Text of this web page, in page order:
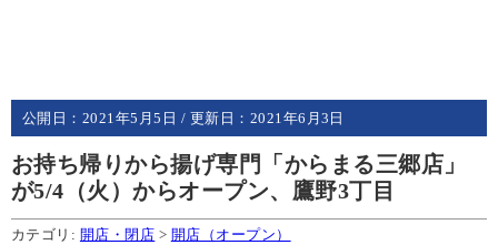
公開日： 2021年5月5日 / 更新日： 2021年6月3日
お持ち帰りから揚げ専門「からまる三郷店」
が5/4（火）からオープン、鷹野3丁目
カテゴリ: 開店・閉店 > 開店（オープン）